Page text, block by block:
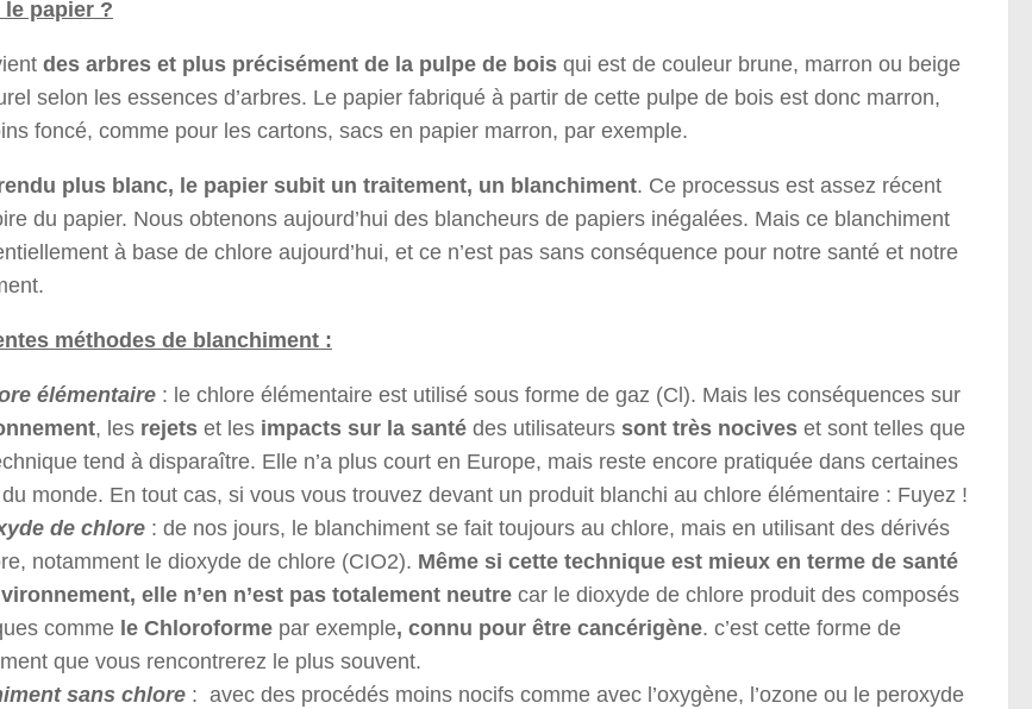
le papier ?
des arbres et plus précisément de la pulpe de bois qui est de couleur brune, marron ou beige
selon les essences d’arbres. Le papier fabriqué à partir de cette pulpe de bois est donc marron,
foncé, comme pour les cartons, sacs en papier marron, par exemple.
plus blanc, le papier subit un traitement, un blanchiment. Ce processus est assez récent
du papier. Nous obtenons aujourd’hui des blancheurs de papiers inégalées. Mais ce blanchiment
à base de chlore aujourd’hui, et ce n’est pas sans conséquence pour notre santé et notre
méthodes de blanchiment :
élémentaire : le chlore élémentaire est utilisé sous forme de gaz (Cl). Mais les conséquences sur
, les rejets et les impacts sur la santé des utilisateurs sont très nocives et sont telles que
tend à disparaître. Elle n’a plus court en Europe, mais reste encore pratiquée dans certaines
monde. En tout cas, si vous vous trouvez devant un produit blanchi au chlore élémentaire : Fuyez !
de chlore : de nos jours, le blanchiment se fait toujours au chlore, mais en utilisant des dérivés
notamment le dioxyde de chlore (CIO2). Même si cette technique est mieux en terme de santé
elle n’en n’est pas totalement neutre car le dioxyde de chlore produit des composés
comme le Chloroforme par exemple, connu pour être cancérigène. c’est cette forme de
que vous rencontrerez le plus souvent.
sans chlore : avec des procédés moins nocifs comme avec l’oxygène, l’ozone ou le peroxyde